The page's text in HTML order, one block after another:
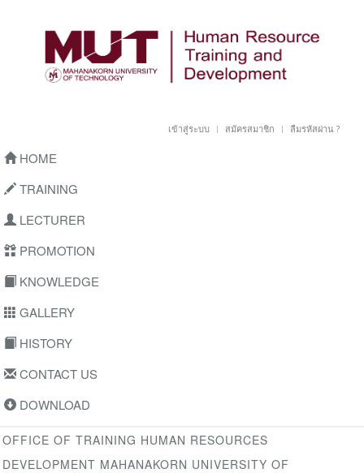
เข้าสู่ระบบ สมัครสมาชิก ลืมรหัสผ่าน ?
HOME
TRAINING
LECTURER
PROMOTION
KNOWLEDGE
GALLERY
HISTORY
CONTACT US
DOWNLOAD
OFFICE OF TRAINING HUMAN RESOURCES
DEVELOPMENT MAHANAKORN UNIVERSITY OF